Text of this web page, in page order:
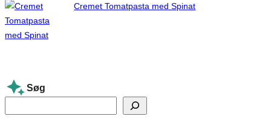
Cremet Tomatpasta med Spinat
Søg
e